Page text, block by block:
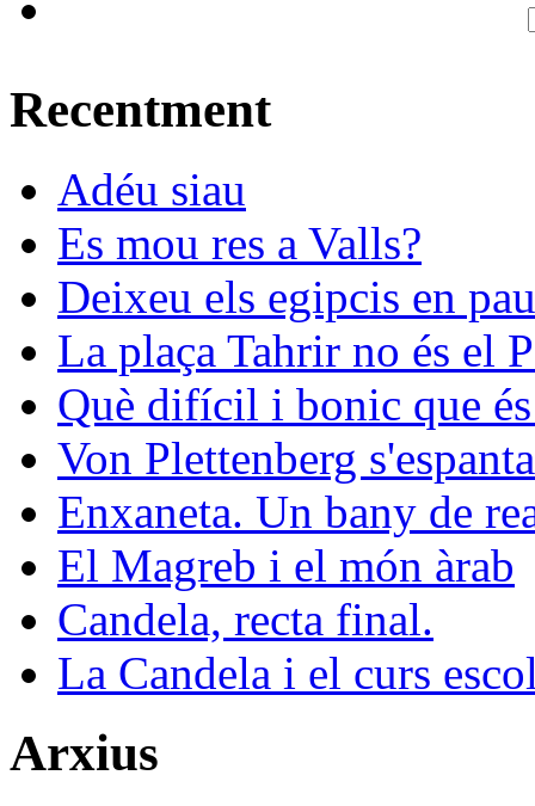
Recentment
Adéu siau
Es mou res a Valls?
Deixeu els egipcis en
La plaça Tahrir no és el
Què difícil i bonic que és
Von Plettenberg s'espanta
Enxaneta. Un bany de
El Magreb i el món àrab
Candela, recta final.
La Candela i el curs
Arxius